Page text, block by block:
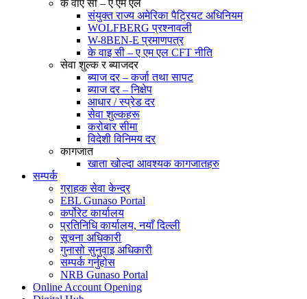
के वाए सी – ए एम एल
संयुक्त राज्य अमेरिका पैट्रियट अधिनियम
WOLFBERG प्रश्नावली
W-8BEN-E प्रमाणपत्र
के वाइ सी – ए एम एल CFT नीति
सेवा शुल्क र ब्याजदर
ब्याज दर – कर्जा तथा सापट
ब्याज दर – निक्षेप
आधार / स्प्रेड दर
सेवा शुल्कहरू
करोबार सीमा
विदेशी विनिमय दर
कागजात
खाता खोल्दा आवश्यक कागजातहरु
सम्पर्क
ग्राहक सेवा केन्द्र
EBL Gunaso Portal
कर्पोरेट कार्यालय
प्रतिनिधि कार्यालय, नयाँ दिल्ली
सूचना अधिकारी
गुनासो सुनुवाइ अधिकारी
सम्पर्क गर्नुहोस
NRB Gunaso Portal
Online Account Opening